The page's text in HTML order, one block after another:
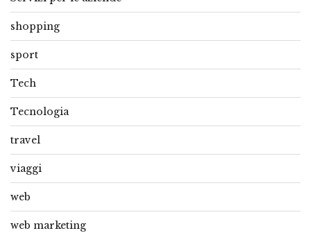
shopping
sport
Tech
Tecnologia
travel
viaggi
web
web marketing